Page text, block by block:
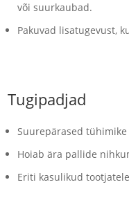
või suurkaubad.
Pakuvad lisatugevust,
Tugipadjad
Suurepärased
Hoiab ära pallide
Eriti kasulikud